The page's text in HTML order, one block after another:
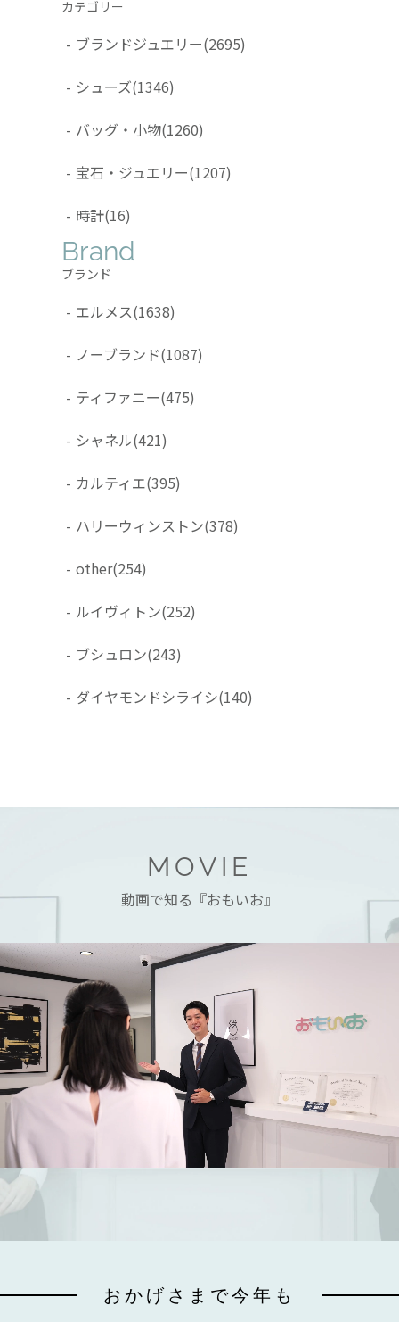
カテゴリー
- ブランドジュエリー(2695)
- シューズ(1346)
- バッグ・小物(1260)
- 宝石・ジュエリー(1207)
- 時計(16)
Brand
ブランド
- エルメス(1638)
- ノーブランド(1087)
- ティファニー(475)
- シャネル(421)
- カルティエ(395)
- ハリーウィンストン(378)
- other(254)
- ルイヴィトン(252)
- ブシュロン(243)
- ダイヤモンドシライシ(140)
MOVIE
動画で知る『おもいお』
おかげさまで今年も